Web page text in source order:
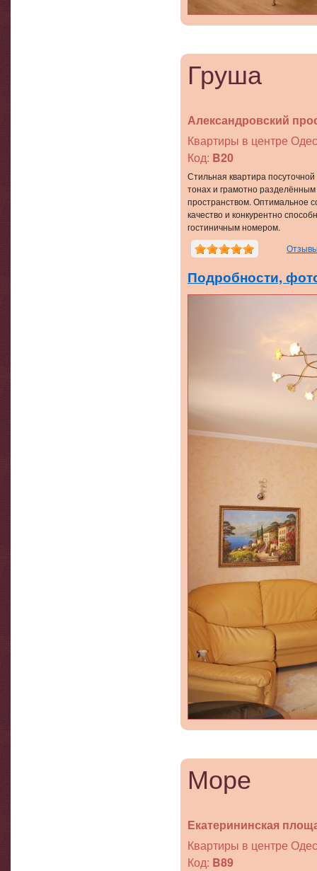
Груша
Александровский
Квартиры в центре
Код: B20
Стильная квартира
тонах и грамотно
пространством. Оптимальное
качество и конкурентно
гостиничным номером.
Подробности,
Море
Екатерининская
Квартиры в центре
Код: B89